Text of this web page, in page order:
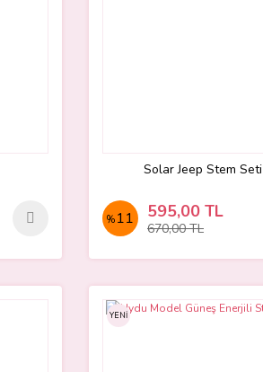
Solar Jeep Stem Seti
% 11 595,00 TL
670,00 TL
YENİ